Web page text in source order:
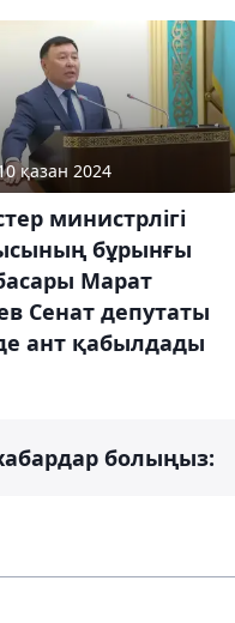
қазан 2024
министрлігі
бұрынғы
Марат
Сенат депутаты
ант қабылдады
болыңыз: